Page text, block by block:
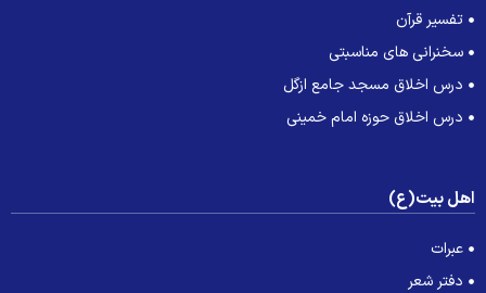
تفسیر قرآن
سخنرانی های مناسبتی
درس اخلاق مسجد جامع ازگل
درس اخلاق حوزه امام خمینی
بیت(ع)
عبرات
دفتر شعر